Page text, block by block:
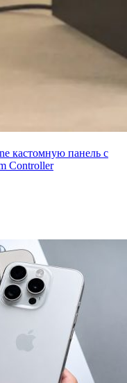
кастомную панель с
Controller